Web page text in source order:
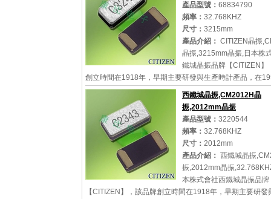
詳細參數 查看大圖
產品型號： 68834790
頻率： 32.768KHZ
尺寸： 3215mm
產品介紹： CITIZEN晶振
晶振,3215mm晶振,日本株
鐵城晶振品牌【CITIZEN】
創立時間在1918年，早期主要研發與生產時計產品，在
鐵城成功研發出防水，防振的手表，從此轟動世界成為了
查看大圖
西鐵城晶振,CM2012H晶
振,2012mm晶振
產品型號： 3220544
頻率： 32.768KHZ
尺寸： 2012mm
產品介紹： 西鐵城晶振
振,2012mm晶振
本株式會社西鐵城晶振品牌
【CITIZEN】，該品牌創立時間在1918年，早期主要研發